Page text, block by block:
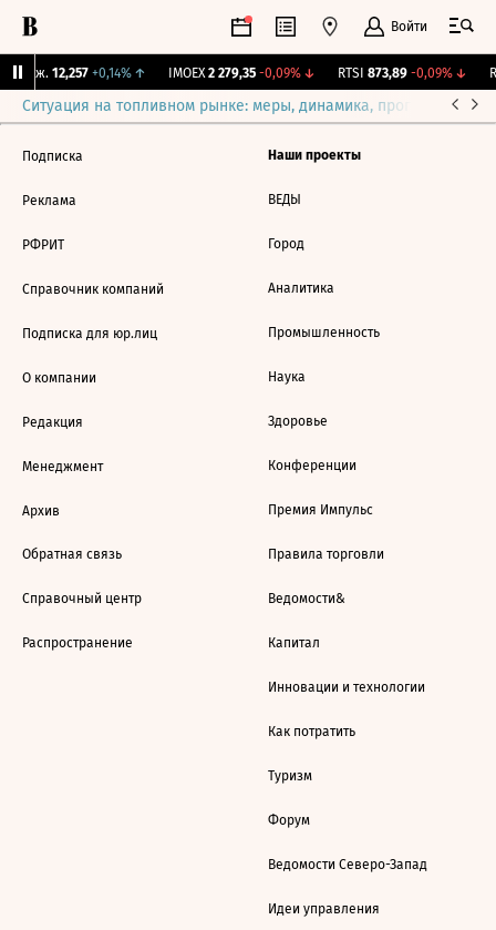
Войти
Бирж. 12,257 +0,14%↑ IMOEX 2 279,35 -0,09%↓ RTSI 873,89 -0,09%↓
Ситуация на топливном рынке: меры, динамика, прогнозы
Подписка
Реклама
РФРИТ
Справочник компаний
Подписка для юр.лиц
О компании
Редакция
Менеджмент
Архив
Обратная связь
Справочный центр
Распространение
Наши проекты
ВЕДЫ
Город
Аналитика
Промышленность
Наука
Здоровье
Конференции
Премия Импульс
Правила торговли
Ведомости&
Капитал
Инновации и технологии
Как потратить
Туризм
Форум
Ведомости Северо-Запад
Идеи управления